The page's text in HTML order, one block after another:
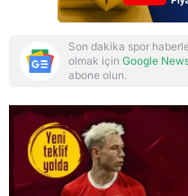
Reddet
Son dakika spor
olmak için Google
abone olun.